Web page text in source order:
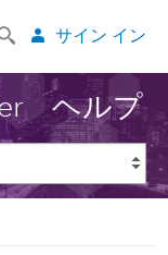
サイン イン
ヘルプ